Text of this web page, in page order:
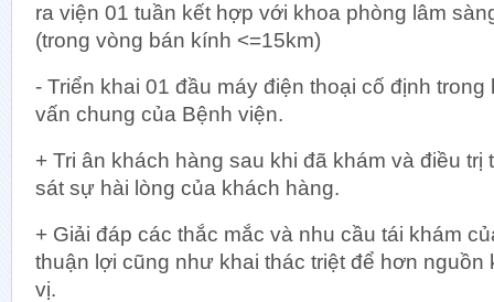
ra viện 01 tuần kết hợp với khoa phòng lâm
(trong vòng bán kính <=15km)
- Triển khai 01 đầu máy điện thoại cố định
vấn chung của Bệnh viện.
+ Tri ân khách hàng sau khi đã khám và điều trị
sát sự hài lòng của khách hàng.
+ Giải đáp các thắc mắc và nhu cầu tái khám
thuận lợi cũng như khai thác triệt để hơn nguồn
vị.